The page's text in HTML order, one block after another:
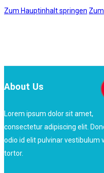
Zum Hauptinhalt springen
About Us
Lorem ipsum dolor sit amet,
consectetur adipiscing elit.
odio id elit pulvinar vestibulum
tortor.